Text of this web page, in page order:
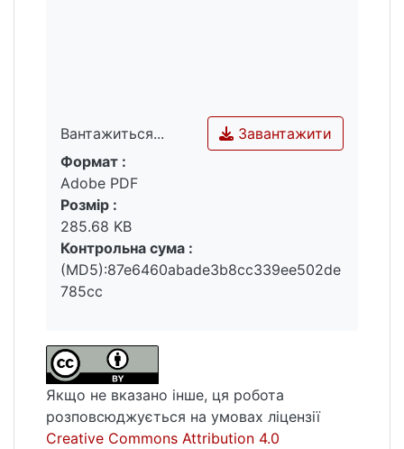
Вантажиться...
Вантажиться...
Завантажити
Формат :
Adobe PDF
Розмір :
285.68 KB
Контрольна сума :
(MD5):87e6460abade3b8cc339ee502de
785cc
Якщо не вказано інше, ця робота
розповсюджується на умовах ліцензії
Creative Commons Attribution 4.0